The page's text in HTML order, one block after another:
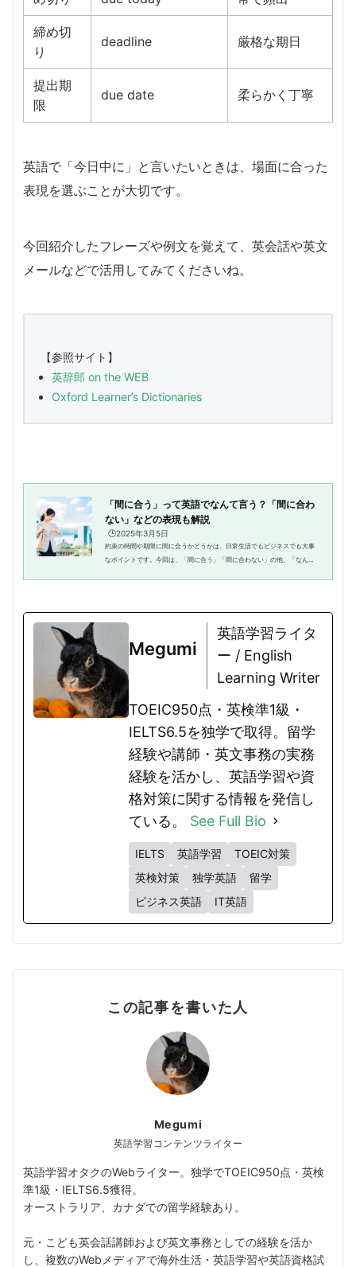
締め切
り
deadline 厳格な期日
提出期
限
due date 柔らかく丁寧
英語で「今日中に」と言いたいときは、場面に合った
表現を選ぶことが大切です。
今回紹介したフレーズや例文を覚えて、英会話や英文
メールなどで活用してみてくださいね。
【参照サイト】
英辞郎 on the WEB
Oxford Learner’s Dictionaries
「間に合う」って英語でなんて言う？「間に合わ
ない」などの表現も解説
🕒️2025年3月5日
約束の時間や期限に間に合うかどうかは、日常生活でもビジネスでも大事
なポイントです。今回は、「間に合う」「間に合わない」の他、「なんと
Megumi
英語学習ライタ
ー / English
Learning Writer
TOEIC950点・英検準1級・
IELTS6.5を独学で取得。留学
経験や講師・英文事務の実務
経験を活かし、英語学習や資
格対策に関する情報を発信し
ている。 See Full Bio
IELTS 英語学習
TOEIC対策
英検対策
独学英語
留学
ビジネス英語
IT英語
この記事を書いた人
Megumi
英語学習コンテンツライター
英語学習オタクのWebライター。独学でTOEIC950点・英検
準1級・IELTS6.5獲得。
オーストラリア、カナダでの留学経験あり。
元・こども英会話講師および英文事務としての経験を活か
し、複数のWebメディアで海外生活・英語学習や英語資格試